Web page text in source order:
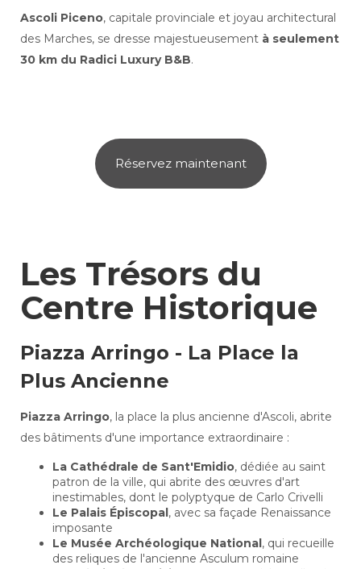
Ascoli Piceno, capitale provinciale et joyau architectural
des Marches, se dresse majestueusement à seulement
30 km du Radici Luxury B&B.
Réservez maintenant
Les Trésors du
Centre Historique
Piazza Arringo - La Place la
Plus Ancienne
Piazza Arringo, la place la plus ancienne d'Ascoli, abrite
des bâtiments d'une importance extraordinaire :
La Cathédrale de Sant'Emidio, dédiée au saint
patron de la ville, qui abrite des œuvres d'art
inestimables, dont le polyptyque de Carlo Crivelli
Le Palais Épiscopal, avec sa façade Renaissance
imposante
Le Musée Archéologique National, qui recueille
des reliques de l'ancienne Asculum romaine